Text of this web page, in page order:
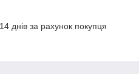
днів за рахунок покупця